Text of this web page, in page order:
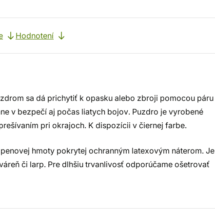
Hodnotení
sa dá prichytiť k opasku alebo zbroji pomocou páru
v bezpečí aj počas liatych bojov. Puzdro je vyrobené
pri okrajoch. K dispozícii v čiernej farbe.
hmoty pokrytej ochranným latexovým náterom. Je
či larp. Pre dlhšiu trvanlivosť odporúčame ošetrovať